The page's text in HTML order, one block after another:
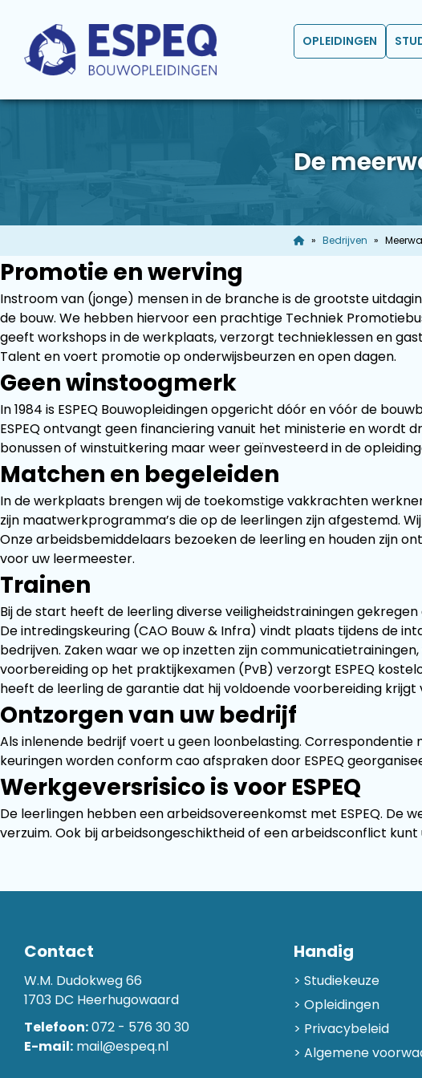
OPLEIDINGEN
De
Bedrijven
Promotie en werving
Instroom van (jonge) mensen in de branche is de grootste
de bouw. We hebben hiervoor een prachtige Techniek
geeft workshops in de werkplaats, verzorgt technieklessen en
Talent en voert promotie op onderwijsbeurzen en open dagen.
Geen winstoogmerk
In 1984 is ESPEQ Bouwopleidingen opgericht dóór en vóór de
ESPEQ ontvangt geen financiering vanuit het ministerie en wordt
bonussen of winstuitkering maar weer geïnvesteerd in de
Matchen en begeleiden
In de werkplaats brengen wij de toekomstige vakkrachten
zijn maatwerkprogramma’s die op de leerlingen zijn afgestemd.
Onze arbeidsbemiddelaars bezoeken de leerling en houden zijn
voor uw leermeester.
Trainen
Bij de start heeft de leerling diverse veiligheidstrainingen
De intredingskeuring (CAO Bouw & Infra) vindt plaats tijdens de
bedrijven. Zaken waar we op inzetten zijn
voorbereiding op het praktijkexamen (PvB) verzorgt ESPEQ
heeft de leerling de garantie dat hij voldoende voorbereiding krijgt
Ontzorgen van uw bedrijf
Als inlenende bedrijf voert u geen loonbelasting.
keuringen worden conform cao afspraken door ESPEQ
Werkgeversrisico is voor ESPEQ
De leerlingen hebben een arbeidsovereenkomst met ESPEQ. De
verzuim. Ook bij arbeidsongeschiktheid of een arbeidsconflict kunt
Contact
W.M. Dudokweg 66
1703 DC Heerhugowaard
Telefoon:072 - 576 30 30
E-mail: mail@espeq.nl
Handig
Studiekeuze
Opleidingen
Privacybeleid
Algemene